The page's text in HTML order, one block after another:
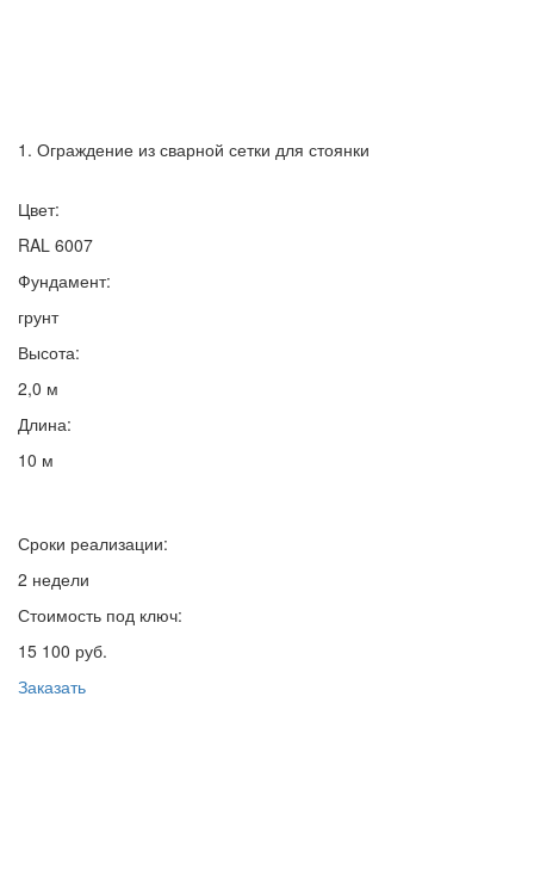
1. Ограждение из сварной сетки для стоянки
Цвет:
RAL 6007
Фундамент:
грунт
Высота:
2,0 м
Длина:
10 м
Сроки реализации:
2 недели
Стоимость под ключ:
15 100 руб.
Заказать